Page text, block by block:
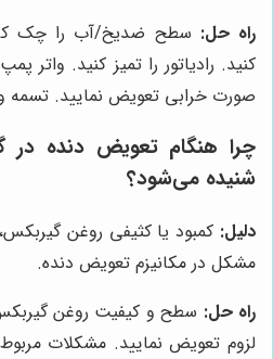
راه حل: سطح ضدیخ/آب را چک
کنید. رادیاتور را تمیز کنید. واتر
صورت خرابی تعویض نمایید. تسمه
چرا هنگام تعویض دنده در
شنیده می‌شود؟
دلیل: کمبود یا کثیفی روغن
مشکل در مکانیزم تعویض دنده.
راه حل: سطح و کیفیت روغن
لزوم تعویض نمایید. مشکلات